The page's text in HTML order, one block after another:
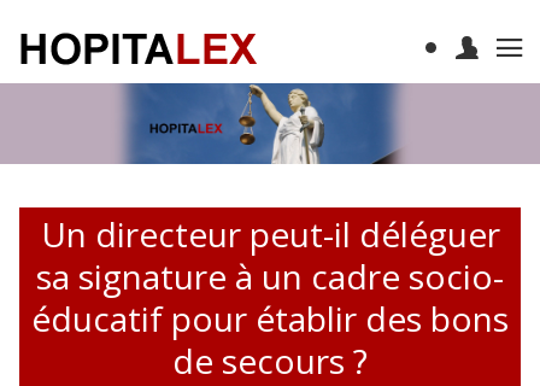
Un directeur peut-il déléguer
sa signature à un cadre socio-
éducatif pour établir des bons
de secours ?